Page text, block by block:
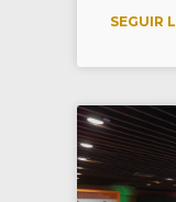
SEGUIR